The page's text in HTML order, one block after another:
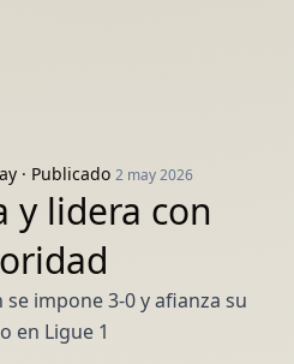
· Publicado 2 may 2026
y lidera con
se impone 3-0 y afianza su
en Ligue 1